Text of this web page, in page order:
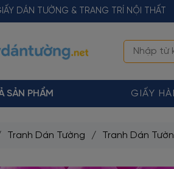
DÁN TƯỜNG & TRANG TRÍ NỘI THẤT
SẢN PHẨM GIẤY
Tranh Dán Tường / Tranh Dán